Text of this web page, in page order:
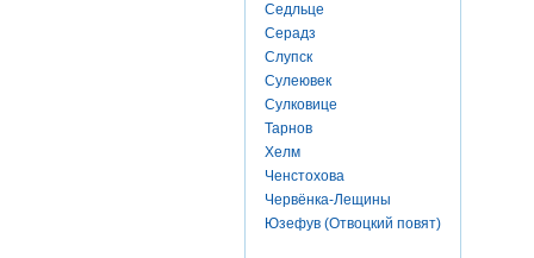
Седльце
Серадз
Слупск
Сулеювек
Сулковице
Тарнов
Хелм
Ченстохова
Червёнка-Лещины
Юзефув (Отвоцкий повят)